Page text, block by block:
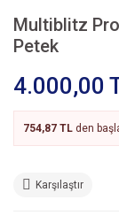
Multiblitz
Petek
4.000,00
754,87 TL den
Karşılaştır